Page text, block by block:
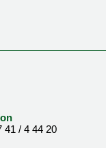
41 / 4 44 20